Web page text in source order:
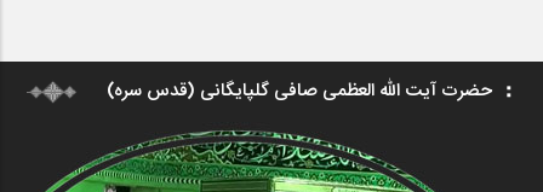
حضرت آیت الله العظمی صافی گلپایگانی (قدس سره)